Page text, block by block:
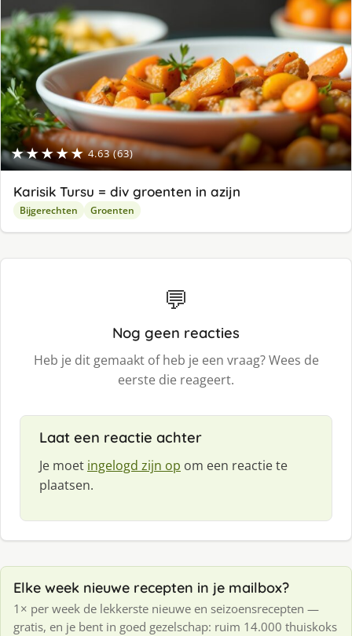
★★★★★ 4.63 (63)
Karisik Tursu = div groenten in azijn
Bijgerechten Groenten
💬
Nog geen reacties
Heb je dit gemaakt of heb je een vraag? Wees de
eerste die reageert.
Laat een reactie achter
Je moet ingelogd zijn op om een reactie te
plaatsen.
Elke week nieuwe recepten in je mailbox?
1× per week de lekkerste nieuwe en seizoensrecepten —
gratis, en je bent in goed gezelschap: ruim 14.000 thuiskoks